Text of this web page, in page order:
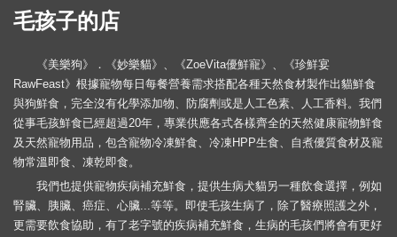
毛孩子的店
《美樂狗》．《妙樂貓》、《ZoeVita優鮮寵》、《珍鮮宴
RawFeast》根據寵物每日每餐營養需求搭配各種天然食材製作出貓鮮食
與狗鮮食，完全沒有化學添加物、防腐劑或是人工色素、人工香料。我們
從事毛孩鮮食已經超過20年，專業供應各式各樣齊全的天然健康寵物鮮食
及天然寵物用品，包含寵物冷凍鮮食、冷凍HPP生食、自煮優質食材及寵
物常溫即食、凍乾即食。
我們也提供寵物疾病補充鮮食，提供生病犬貓另一種飲食選擇，例如
腎臟、胰臟、癌症、心臟...等等。即使毛孩生病了，除了醫療照護之外，
更需要飲食協助，有了老字號的疾病補充鮮食，生病的毛孩們將會有更好